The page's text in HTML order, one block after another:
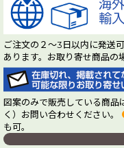
ご注文の２～3日以内に発送
あります。お取り寄せ商品の
図案のみで販売している商品
く）お問い合わせください。
も可。